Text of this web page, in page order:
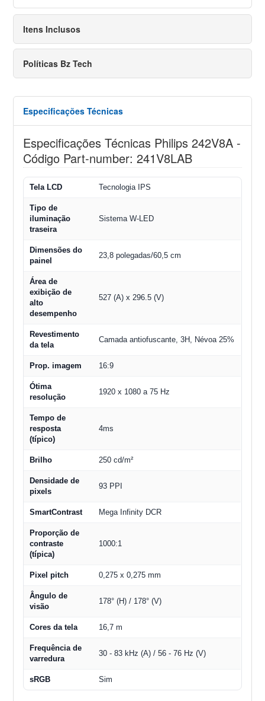
Itens Inclusos
Políticas Bz Tech
Especificações Técnicas
Especificações Técnicas Philips 242V8A -
Código Part-number: 241V8LAB
Tela LCD Tecnologia IPS
Tipo de
iluminação
traseira
Sistema W-LED
Dimensões do
painel
23,8 polegadas/60,5 cm
Área de
exibição de
alto
desempenho
527 (A) x 296.5 (V)
Revestimento
da tela
Camada antiofuscante, 3H, Névoa 25%
Prop. imagem 16:9
Ótima
resolução
1920 x 1080 a 75 Hz
Tempo de
resposta
(típico)
4ms
Brilho 250 cd/m²
Densidade de
pixels
93 PPI
SmartContrast Mega Infinity DCR
Proporção de
contraste
(típica)
1000:1
Pixel pitch 0,275 x 0,275 mm
Ângulo de
visão
178° (H) / 178° (V)
Cores da tela 16,7 m
Frequência de
varredura
30 - 83 kHz (A) / 56 - 76 Hz (V)
sRGB Sim